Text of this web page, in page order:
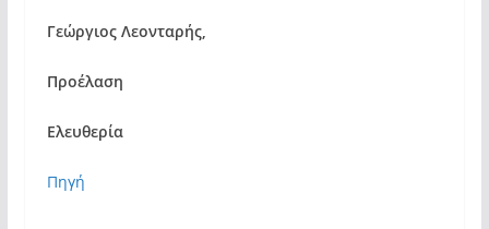
Γεώργιος Λεονταρής,
Προέλαση
Ελευθερία
Πηγή